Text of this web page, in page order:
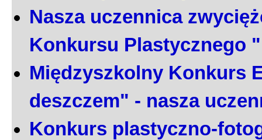
Nasza uczennica
Konkursu Plastycznego
Międzyszkolny Konkurs
deszczem" - nasza
Konkurs plastyczno-